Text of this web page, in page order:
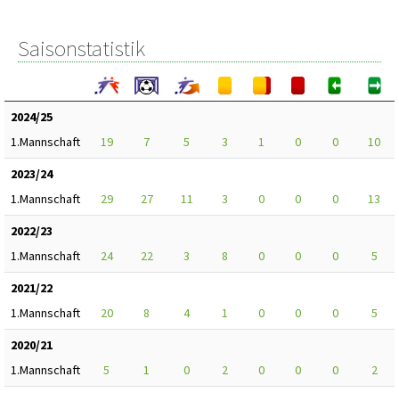
Saisonstatistik
2024/25
1.Mannschaft
19 7 5 3 1 0 0
10
2023/24
1.Mannschaft
29 27 11 3 0 0 0
13
2022/23
1.Mannschaft
24 22 3 8 0 0 0
5
2021/22
1.Mannschaft
20 8 4 1 0 0 0
5
2020/21
1.Mannschaft
5 1 0 2 0 0 0
2